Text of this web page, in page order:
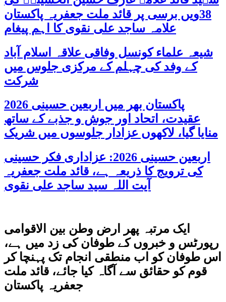
38ویں برسی پر قائد ملت جعفریہ پاکستان
علامہ ساجد علی نقوی کا اہم پیغام
شیعہ علماء کونسل وفاقی علاقہ اسلام آباد
کے وفد کی چہلم کے مرکزی جلوس میں
شرکت
پاکستان بھر میں اربعین حسینی 2026
عقیدت، اتحاد اور جوش و جذبے کے ساتھ
منایا گیا، لاکھوں عزادار جلوسوں میں شریک
اربعین حسینی 2026: عزاداری فکر حسینی
کی ترویج کا ذریعہ ہے، قائد ملت جعفریہ
آیت اللہ سید ساجد علی نقوی
ایک مرتبہ پھر ارض وطن بین الاقوامی
رپورٹس و خبروں کے طوفان کی زد میں ہے،
اس طوفان کو اب منطقی انجام تک پہنچا کر
قوم کو حقائق سے آگاہ کیا جائے، قائد ملت
جعفریہ پاکستان